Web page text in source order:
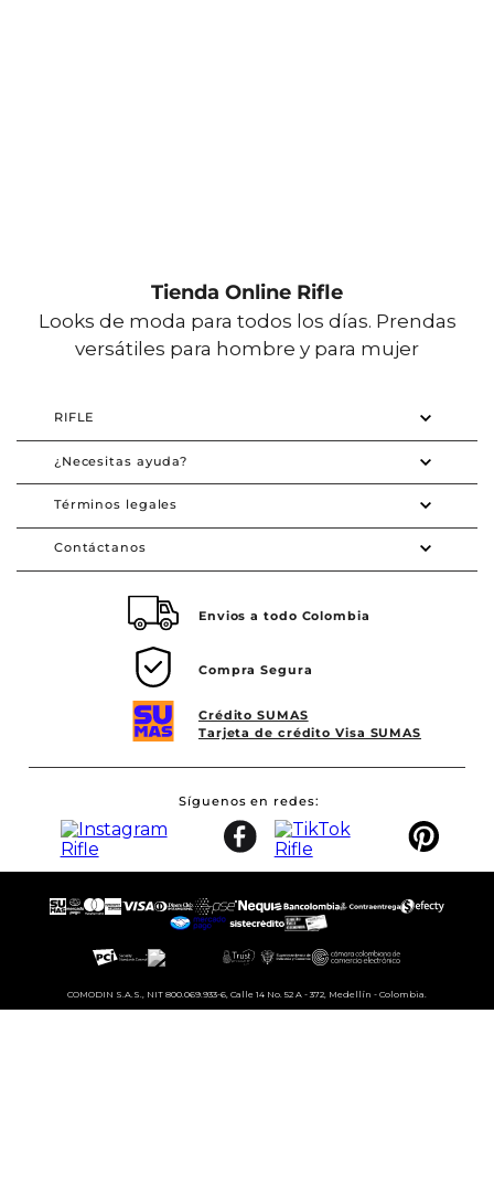
Tienda Online Rifle
Looks de moda para todos los días. Prendas
versátiles para hombre y para mujer
RIFLE
¿Necesitas ayuda?
Términos legales
Contáctanos
Envios a todo Colombia
Compra Segura
Crédito SUMAS
Tarjeta de crédito Visa SUMAS
Síguenos en redes
COMODIN S.A.S., NIT 800.069.933-6, Calle 14 No. 52 A - 372, Medellín - Colombia.